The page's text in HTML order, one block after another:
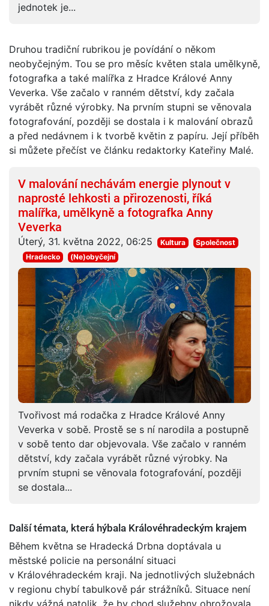
jednotek je...
Druhou tradiční rubrikou je povídání o někom
neobyčejným. Tou se pro měsíc květen stala umělkyně,
fotografka a také malířka z Hradce Králové Anny
Veverka. Vše začalo v ranném dětství, kdy začala
vyrábět různé výrobky. Na prvním stupni se věnovala
fotografování, později se dostala i k malování obrazů
a před nedávnem i k tvorbě květin z papíru. Její příběh
si můžete přečíst ve článku redaktorky Kateřiny Malé.
V malování nechávám energie plynout v
naprosté lehkosti a přirozenosti, říká
malířka, umělkyně a fotografka Anny
Veverka
Úterý, 31. května 2022, 06:25 Kultura
Společnost
Hradecko
(Ne)obyčejní
Tvořivost má rodačka z Hradce Králové Anny
Veverka v sobě. Prostě se s ní narodila a postupně
v sobě tento dar objevovala. Vše začalo v ranném
dětství, kdy začala vyrábět různé výrobky. Na
prvním stupni se věnovala fotografování, později
se dostala...
Další témata, která hýbala Královéhradeckým krajem
Během května se Hradecká Drbna doptávala u
městské policie na personální situaci
v Královéhradeckém kraji. Na jednotlivých služebnách
v regionu chybí tabulkově pár strážníků. Situace není
nikdy vážná natolik, že by chod služebny ohrožovala.